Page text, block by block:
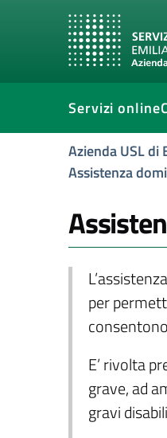
Servizi online
Azienda USL di
Assistenza
per
E’ rivolta
grave, ad
gravi